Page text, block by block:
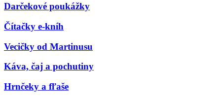
Darčekové poukážky
Čítačky e-kníh
Vecičky od Martinusu
Káva, čaj a pochutiny
Hrnčeky a fľaše